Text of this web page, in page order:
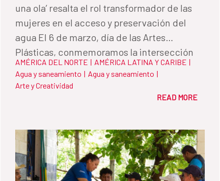
una ola’ resalta el rol transformador de las
mujeres en el acceso y preservación del
agua El 6 de marzo, día de las Artes
Plásticas, conmemoramos la intersección
entre arte, liderazgo femenino y
sostenibilidad histórica
AMÉRICA DEL NORTE | AMÉRICA LATINA Y CARIBE |
Agua y saneamiento | Agua y saneamiento |
Arte y Creatividad
READ MORE